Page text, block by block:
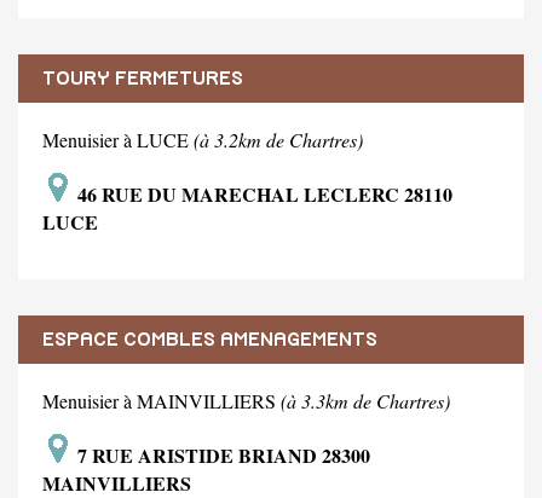
TOURY FERMETURES
Menuisier à LUCE(à 3.2km de Chartres)
46 RUE DU MARECHAL LECLERC 28110
LUCE
ESPACE COMBLES AMENAGEMENTS
Menuisier à MAINVILLIERS (à 3.3km de Chartres)
7 RUE ARISTIDE BRIAND 28300
MAINVILLIERS